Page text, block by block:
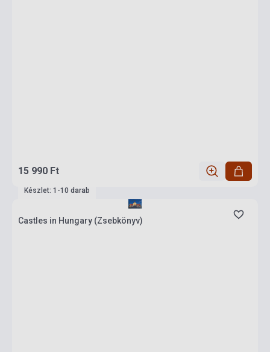
15 990 Ft
Készlet: 1-10 darab
Castles in Hungary (Zsebkönyv)